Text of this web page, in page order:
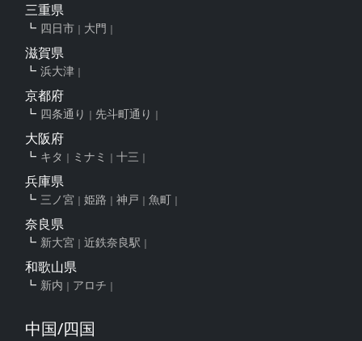
三重県
四日市 大門
滋賀県
浜大津
京都府
四条通り 先斗町通り
大阪府
キタ ミナミ 十三
兵庫県
三ノ宮 姫路 神戸 魚町
奈良県
新大宮 近鉄奈良駅
和歌山県
新内 アロチ
中国/四国